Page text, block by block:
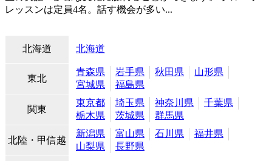
レッスンは定員4名。話す機会が多い...
北海道 北海道
東北
青森県 岩手県 秋田県
山形県
宮城県
福島県
関東
東京都 埼玉県 神奈川県
千葉県
栃木県
茨城県 群馬県
北陸・甲信越
新潟県 富山県 石川県
福井県
山梨県
長野県